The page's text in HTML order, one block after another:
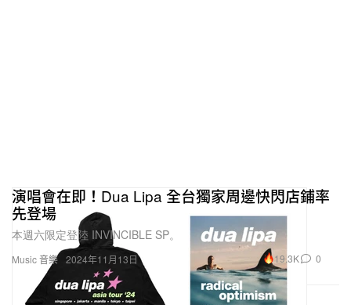
Music 音樂
演唱會在即！Dua Lipa 全台獨家周邊快閃店鋪率
先登場
本週六限定登陸 INVINCIBLE SP。
2024年11月13日 19.3K 0